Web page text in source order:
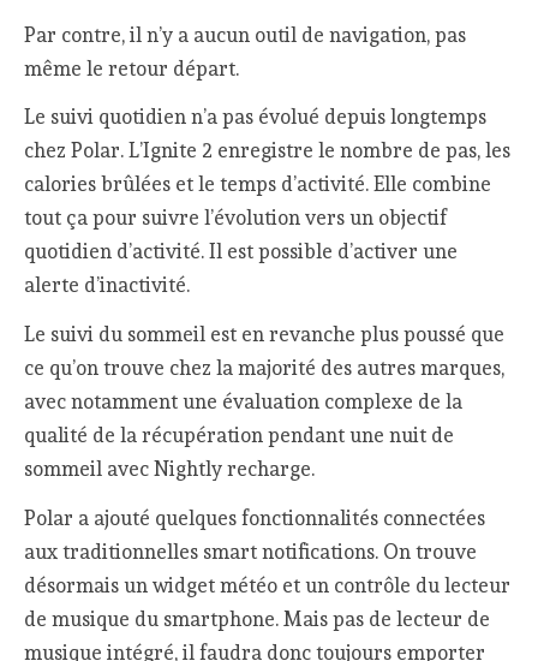
Par contre, il n’y a aucun outil de navigation, pas
même le retour départ.
Le suivi quotidien n’a pas évolué depuis longtemps
chez Polar. L’Ignite 2 enregistre le nombre de pas, les
calories brûlées et le temps d’activité. Elle combine
tout ça pour suivre l’évolution vers un objectif
quotidien d’activité. Il est possible d’activer une
alerte d’inactivité.
Le suivi du sommeil est en revanche plus poussé que
ce qu’on trouve chez la majorité des autres marques,
avec notamment une évaluation complexe de la
qualité de la récupération pendant une nuit de
sommeil avec Nightly recharge.
Polar a ajouté quelques fonctionnalités connectées
aux traditionnelles smart notifications. On trouve
désormais un widget météo et un contrôle du lecteur
de musique du smartphone. Mais pas de lecteur de
musique intégré, il faudra donc toujours emporter